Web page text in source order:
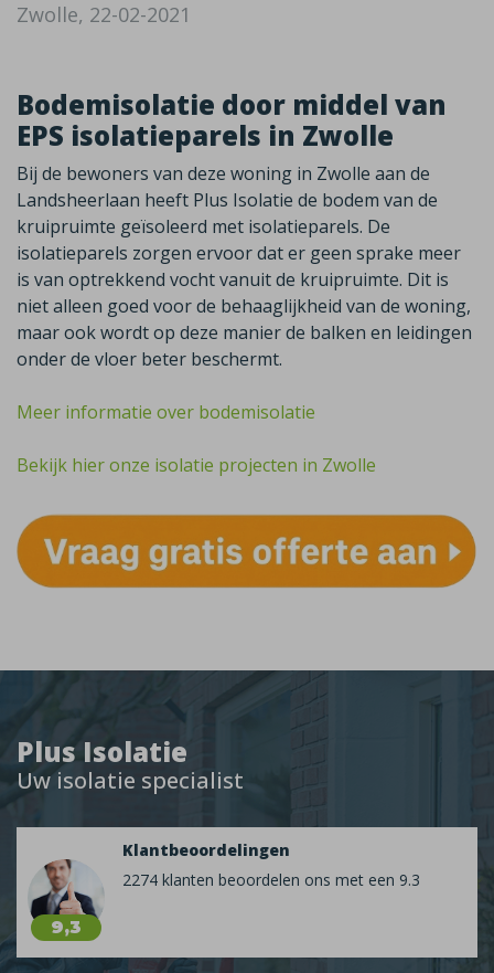
Plus Isolatie
Uw isolatie specialist
9,3
Klantbeoordelingen
2274 klanten beoordelen ons met een 9.3
Zwolle, 22-02-2021
Bodemisolatie door middel van
EPS isolatieparels in Zwolle
Bij de bewoners van deze woning in Zwolle aan de
Landsheerlaan heeft Plus Isolatie de bodem van de
kruipruimte geïsoleerd met isolatieparels. De
isolatieparels zorgen ervoor dat er geen sprake meer
is van optrekkend vocht vanuit de kruipruimte. Dit is
niet alleen goed voor de behaaglijkheid van de woning,
maar ook wordt op deze manier de balken en leidingen
onder de vloer beter beschermt.
Meer informatie over bodemisolatie
Bekijk hier onze isolatie projecten in Zwolle